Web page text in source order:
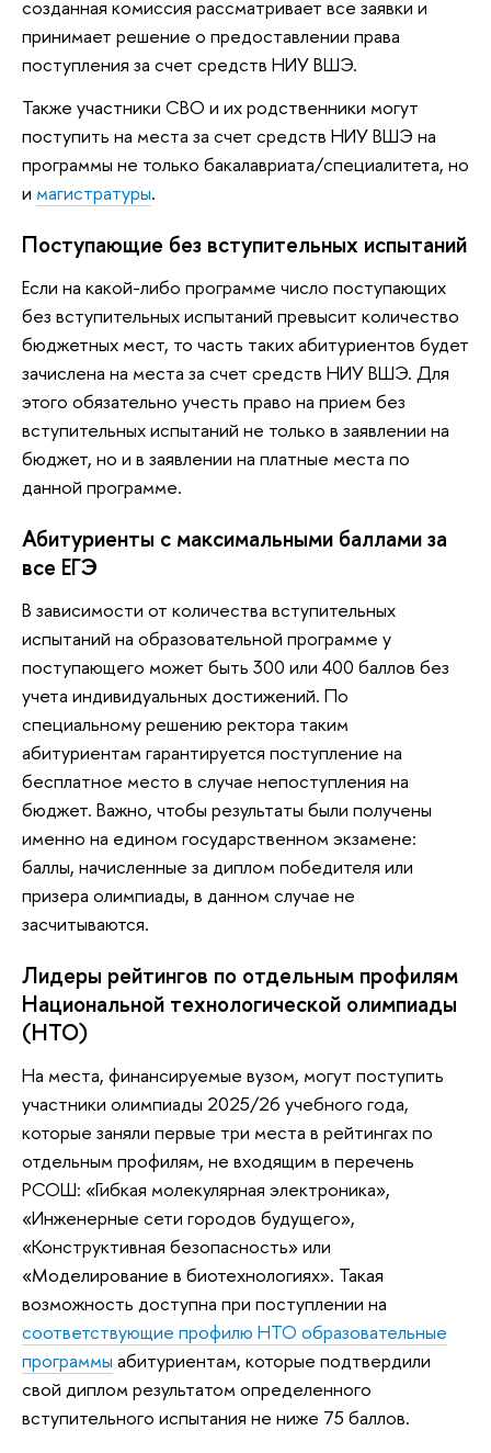
созданная комиссия рассматривает все заявки и
принимает решение о предоставлении права
поступления за счет средств НИУ ВШЭ.
Также участники СВО и их родственники могут
поступить на места за счет средств НИУ ВШЭ на
программы не только бакалавриата/специалитета, но
и магистратуры.
Поступающие без вступительных испытаний
Если на какой-либо программе число поступающих
без вступительных испытаний превысит количество
бюджетных мест, то часть таких абитуриентов будет
зачислена на места за счет средств НИУ ВШЭ. Для
этого обязательно учесть право на прием без
вступительных испытаний не только в заявлении на
бюджет, но и в заявлении на платные места по
данной программе.
Абитуриенты с максимальными баллами за
все ЕГЭ
В зависимости от количества вступительных
испытаний на образовательной программе у
поступающего может быть 300 или 400 баллов без
учета индивидуальных достижений. По
специальному решению ректора таким
абитуриентам гарантируется поступление на
бесплатное место в случае непоступления на
бюджет. Важно, чтобы результаты были получены
именно на едином государственном экзамене:
баллы, начисленные за диплом победителя или
призера олимпиады, в данном случае не
засчитываются.
Лидеры рейтингов по отдельным профилям
Национальной технологической олимпиады
(НТО)
На места, финансируемые вузом, могут поступить
участники олимпиады 2025/26 учебного года,
которые заняли первые три места в рейтингах по
отдельным профилям, не входящим в перечень
РСОШ: «Гибкая молекулярная электроника»,
«Инженерные сети городов будущего»,
«Конструктивная безопасность» или
«Моделирование в биотехнологиях». Такая
возможность доступна при поступлении на
соответствующие профилю НТО образовательные
программы абитуриентам, которые подтвердили
свой диплом результатом определенного
вступительного испытания не ниже 75 баллов.